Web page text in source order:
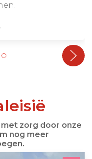
zorg door onze
nog meer